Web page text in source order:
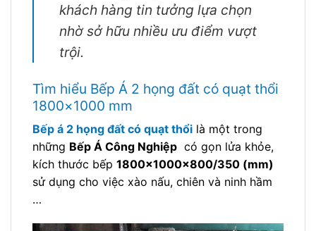
khách hàng tin tưởng lựa chọn
nhờ sở hữu nhiều ưu điểm vượt
trội.
Tìm hiểu Bếp Á 2 họng đất có quạt thổi
1800×1000 mm
Bếp á 2 họng đất có quạt thổi là một trong
những Bếp Á Công Nghiệp có gọn lửa khỏe,
kích thước bếp 1800x1000x800/350 (mm)
sử dụng cho việc xào nấu, chiên và ninh hầm
…